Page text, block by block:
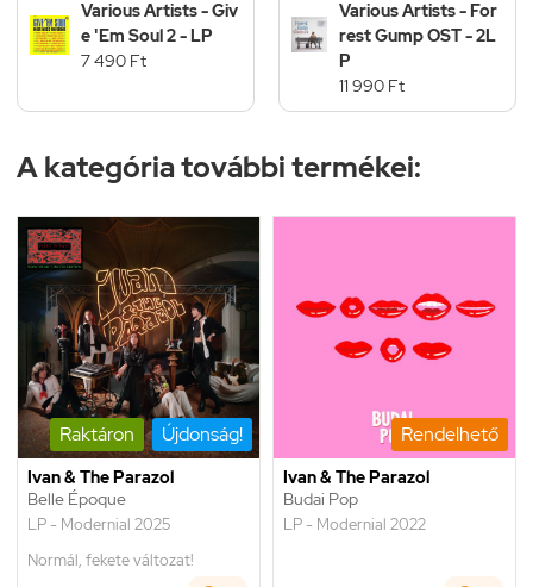
Various Artists - Giv
e 'Em Soul 2 - LP
7 490 Ft
Various Artists - For
rest Gump OST - 2L
P
11 990 Ft
A kategória további termékei:
Raktáron Újdonság!
Ivan & The Parazol
Belle Époque
LP - Modernial 2025
Normál, fekete változat!
Rendelhető
Ivan & The Parazol
Budai Pop
LP - Modernial 2022